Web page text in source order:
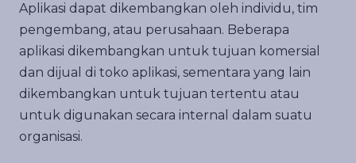
Aplikasi dapat dikembangkan oleh individu, tim
pengembang, atau perusahaan. Beberapa
aplikasi dikembangkan untuk tujuan komersial
dan dijual di toko aplikasi, sementara yang lain
dikembangkan untuk tujuan tertentu atau
untuk digunakan secara internal dalam suatu
organisasi.